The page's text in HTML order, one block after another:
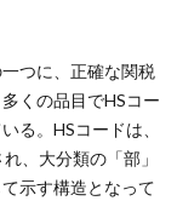
つに、正確な関税
くの品目でHSコー
る。HSコードは、
、大分類の「部」
示す構造となって